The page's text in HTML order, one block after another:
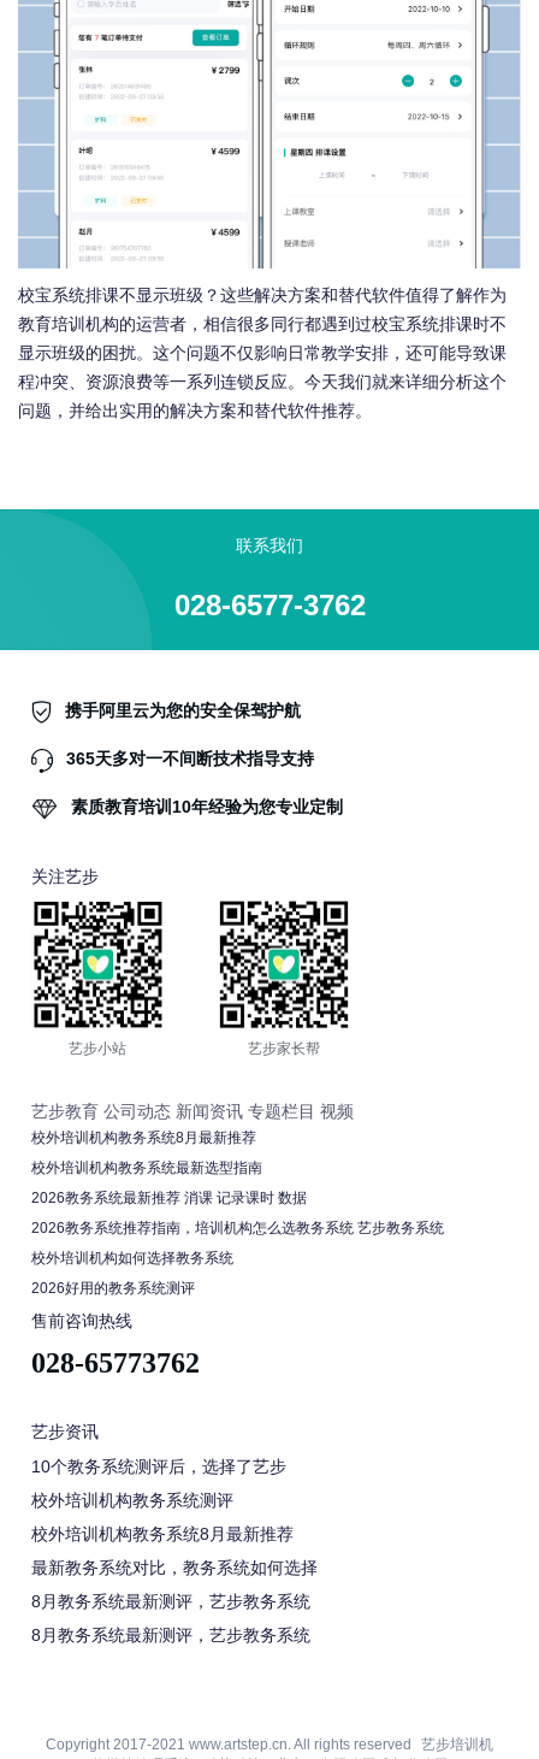
校宝系统排课不显示班级？这些解决方案和替代软件值得了解作为
教育培训机构的运营者，相信很多同行都遇到过校宝系统排课时不
显示班级的困扰。这个问题不仅影响日常教学安排，还可能导致课
程冲突、资源浪费等一系列连锁反应。今天我们就来详细分析这个
问题，并给出实用的解决方案和替代软件推荐。
联系我们
028-6577-3762
携手阿里云为您的安全保驾护航
365天多对一不间断技术指导支持
素质教育培训10年经验为您专业定制
关注艺步
艺步小站 艺步家长帮
艺步教育 公司动态 新闻资讯 专题栏目 视频
校外培训机构教务系统8月最新推荐
校外培训机构教务系统最新选型指南
2026教务系统最新推荐 消课 记录课时 数据
2026教务系统推荐指南，培训机构怎么选教务系统 艺步教务系统
校外培训机构如何选择教务系统
2026好用的教务系统测评
售前咨询热线
028-65773762
艺步资讯
10个教务系统测评后，选择了艺步
校外培训机构教务系统测评
校外培训机构教务系统8月最新推荐
最新教务系统对比，教务系统如何选择
8月教务系统最新测评，艺步教务系统
8月教务系统最新测评，艺步教务系统
Copyright 2017-2021 www.artstep.cn. All rights reserved
艺步培训机